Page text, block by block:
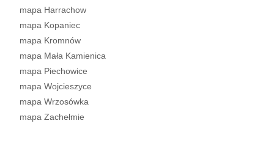
mapa Harrachow
mapa Kopaniec
mapa Kromnów
mapa Mała Kamienica
mapa Piechowice
mapa Wojcieszyce
mapa Wrzosówka
mapa Zachełmie